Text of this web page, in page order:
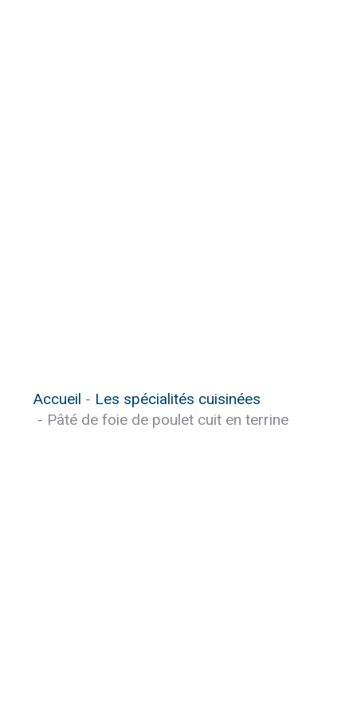
Vous êtes ici :
Accueil
Les spécialités cuisinées
Pâté de foie de poulet cuit en terrine